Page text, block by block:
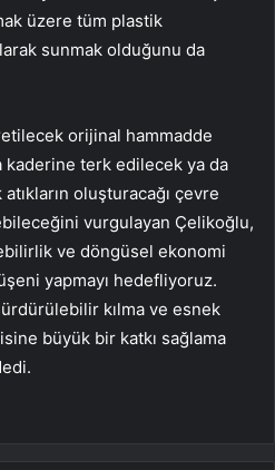
üzere tüm plastik
sunmak olduğunu da
orijinal hammadde
kaderine terk edilecek ya da
oluşturacağı çevre
vurgulayan Çelikoğlu,
ve döngüsel ekonomi
yapmayı hedefliyoruz.
kılma ve esnek
büyük bir katkı sağlama